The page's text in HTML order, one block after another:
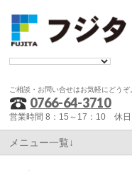
ご相談・お問い合せはお気軽にどうぞ
0766-64-3710
営業時間 8：15～17：10 休日
メニュー一覧↓